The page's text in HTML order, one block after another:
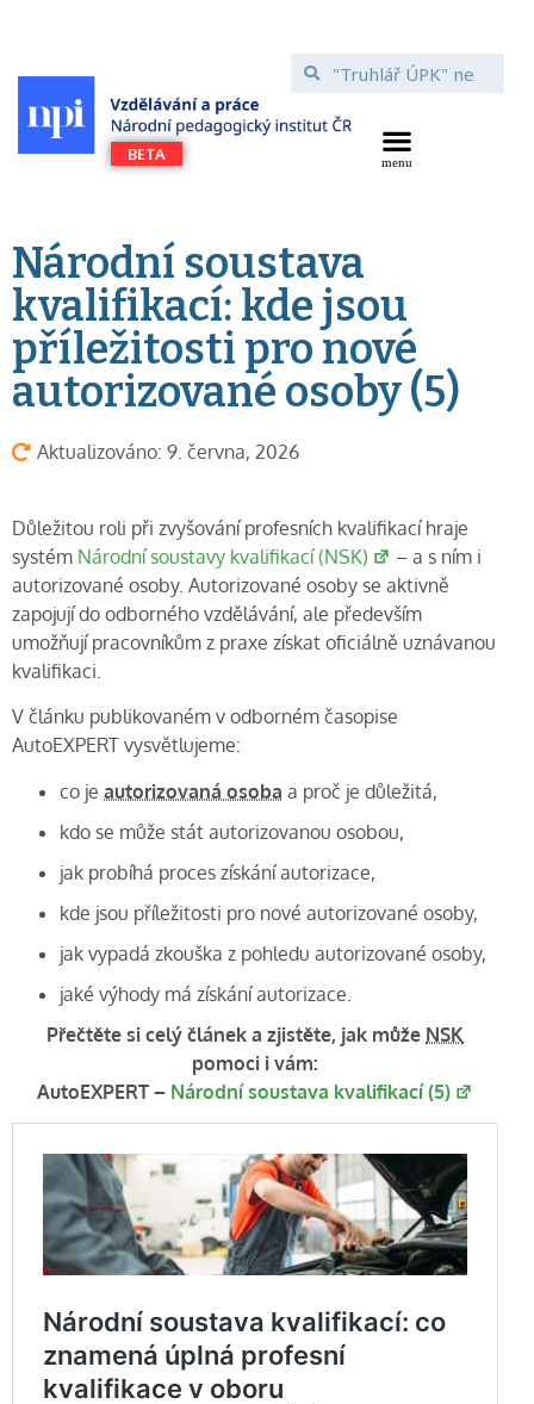
Národní soustava
kvalifikací: kde jsou
příležitosti pro nové
autorizované osoby (5)
Aktualizováno: 9. června, 2026
Důležitou roli při zvyšování profesních kvalifikací hraje
systém Národní soustavy kvalifikací (NSK)
– a s ním i
autorizované osoby. Autorizované osoby se aktivně
zapojují do odborného vzdělávání, ale především
umožňují pracovníkům z praxe získat oficiálně uznávanou
kvalifikaci.
V článku publikovaném v odborném časopise
AutoEXPERT vysvětlujeme:
co je autorizovaná osoba a proč je důležitá,
kdo se může stát autorizovanou osobou,
jak probíhá proces získání autorizace,
kde jsou příležitosti pro nové autorizované osoby,
jak vypadá zkouška z pohledu autorizované osoby,
jaké výhody má získání autorizace.
Přečtěte si celý článek a zjistěte, jak může NSK
pomoci i vám:
AutoEXPERT – Národní soustava kvalifikací (5)